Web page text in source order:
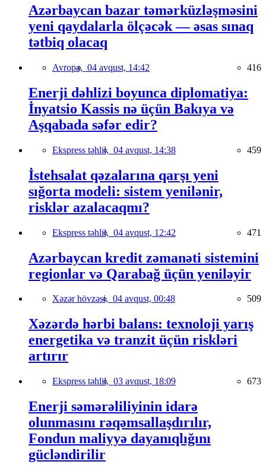
Azərbaycan bazar təmərküzləşməsini
yeni qaydalarla ölçəcək — əsas sınaq
tətbiq olacaq
Avropa, 04 avqust, 14:42 416
Enerji dəhlizi boyunca diplomatiya:
İnyatsio Kassis nə üçün Bakıya və
Aşqabada səfər edir?
Ekspress təhlil, 04 avqust, 14:38 459
İstehsalat qəzalarına qarşı yeni
sığorta modeli: sistem yenilənir,
risklər azalacaqmı?
Ekspress təhlil, 04 avqust, 12:42 471
Azərbaycan kredit zəmanəti sistemini
regionlar və Qarabağ üçün yeniləyir
Xəzər hövzəsi, 04 avqust, 00:48 509
Xəzərdə hərbi balans: texnoloji yarış
energetika və tranzit üçün riskləri
artırır
Ekspress təhlil, 03 avqust, 18:09 673
Enerji səmərəliliyinin idarə
olunmasını rəqəmsallaşdırılır,
Fondun maliyyə dayanıqlığını
gücləndirilir